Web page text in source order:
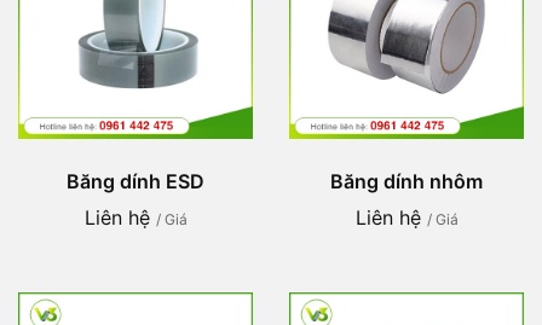
Băng dính ESD
Liên hệ / Giá
Băng dính nhôm
Liên hệ / Giá